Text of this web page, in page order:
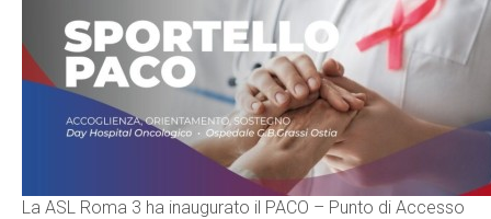
La ASL Roma 3 ha inaugurato il PACO – Punto di Accesso